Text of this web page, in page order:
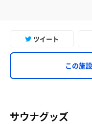
ツイート
この施
サウナグッズ